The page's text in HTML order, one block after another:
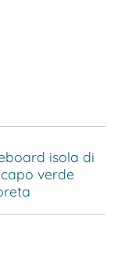
isola di
verde